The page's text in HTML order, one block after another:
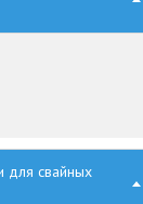
для свайных